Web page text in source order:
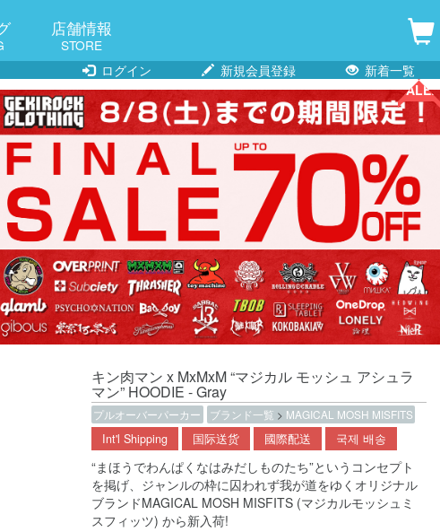
店舗情報
STORE
ログイン
新規会員登録 新着一覧
キン肉マン x MxMxM “マジカル モッシュ アシュラ
マン” HOODIE - Gray
プルオーバーパーカー ブランド一覧 > MAGICAL MOSH MISFITS
Int'l Shipping 国际送货 國際配送 국제 배송
“まほうでわんぱくなはみだしものたち”というコンセプト
を掲げ、ジャンルの枠に囚われず我が道をゆくオリジナル
ブランドMAGICAL MOSH MISFITS (マジカルモッシュミ
スフィッツ) から新入荷!
SALE!!